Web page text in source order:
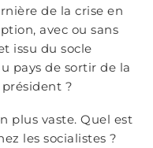
de la crise en
avec ou sans
issu du socle
pays de sortir de la
?
plus vaste. Quel est
les socialistes ?